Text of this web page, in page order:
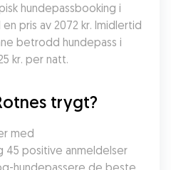
hundepassbooking i
pris av 2072 kr. Imidlertid
betrodd hundepass i
kr. per natt.
trygt?
med
45 positive anmeldelser
hundepassere de beste